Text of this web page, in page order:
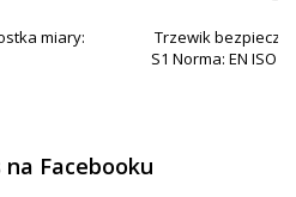
miary:
Trzewik
S1 Norma: EN ISO
na Facebooku